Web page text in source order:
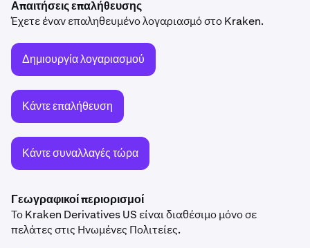
Απαιτήσεις επαλήθευσης
Έχετε έναν επαληθευμένο λογαριασμό στο Kraken.
Δημιουργία λογαριασμού
Κάντε επαλήθευση
Κάντε συναλλαγές τώρα
Γεωγραφικοί περιορισμοί
Το Kraken Derivatives US είναι διαθέσιμο μόνο σε
πελάτες στις Ηνωμένες Πολιτείες.